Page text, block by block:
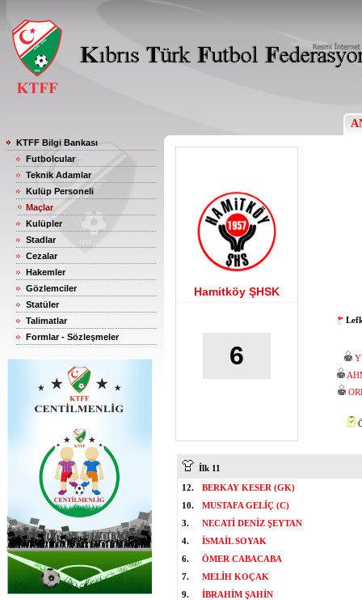
KTFF Bilgi Bankası
Futbolcular
Teknik Adamlar
Kulüp Personeli
Maçlar
Kulüpler
Stadlar
Cezalar
Hakemler
Gözlemciler
Statüler
Talimatlar
Formlar - Sözleşmeler
Hamitköy ŞHSK
6
İlk 11
12.
BERKAY KESER (GK)
10.
MUSTAFA GELİÇ (C)
3.
NECATİ DENİZ ŞEYTAN
4.
İSMAİL SOYAK
6.
ÖMER CABACABA
7.
MELİH KOÇAK
9.
İBRAHİM ŞAHİN